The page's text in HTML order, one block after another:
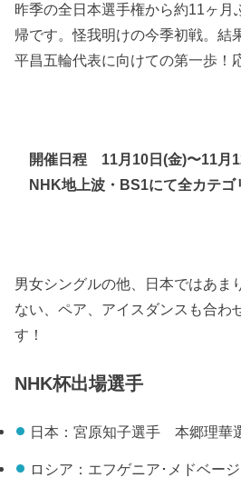
昨季の全日本選手権から約11ヶ月
帰です。怪我明けの今季初戦。結
平昌五輪代表に向けての第一歩！
開催日程 11月10日(金)〜11月
NHK地上波・BS1にて全カテゴ
男女シングルの他、日本ではあま
ない、ペア、アイスダンスも合わ
す！
NHK杯出場選手
日本：宮原知子選手 本郷理
ロシア：エフゲニア･メドベー